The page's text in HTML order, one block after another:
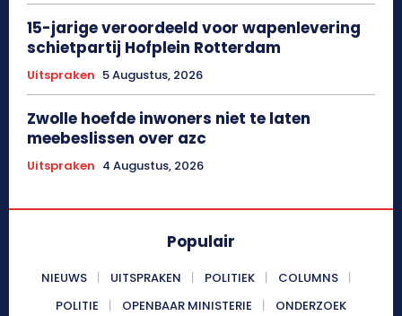
15-jarige veroordeeld voor wapenlevering
schietpartij Hofplein Rotterdam
Uitspraken 5 Augustus, 2026
Zwolle hoefde inwoners niet te laten
meebeslissen over azc
Uitspraken 4 Augustus, 2026
Populair
NIEUWS UITSPRAKEN POLITIEK
COLUMNS
POLITIE
OPENBAAR MINISTERIE ONDERZOEK